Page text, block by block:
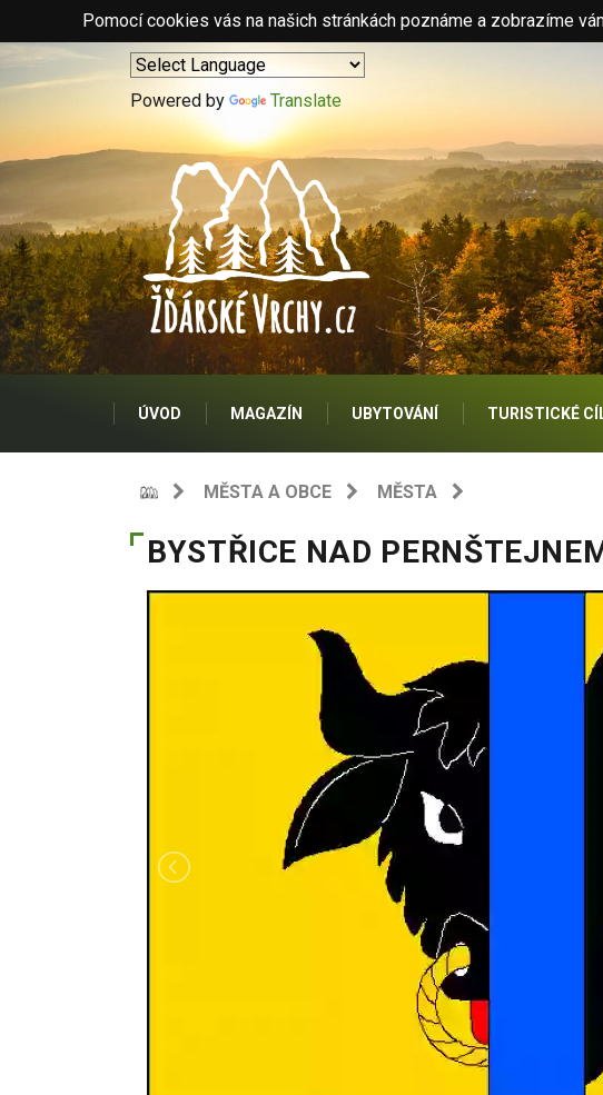
Pomocí cookies vás na našich stránkách poznáme a zobrazíme
Powered by Translate
ÚVOD MAGAZÍN UBYTOVÁNÍ TURISTICKÉ
MĚSTA A OBCE MĚSTA
BYSTŘICE NAD